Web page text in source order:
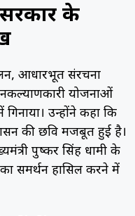
के
आधारभूत संरचना
योजनाओं
उन्होंने कहा कि
की छवि मजबूत हुई है।
पुष्कर सिंह धामी के
समर्थन हासिल करने में